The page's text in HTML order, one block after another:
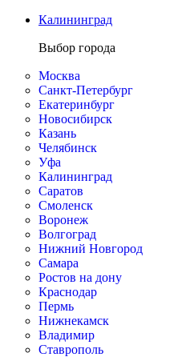
Калининград
Выбор города
Москва
Санкт-Петербург
Екатеринбург
Новосибирск
Казань
Челябинск
Уфа
Калининград
Саратов
Смоленск
Воронеж
Волгоград
Нижний Новгород
Самара
Ростов на дону
Краснодар
Пермь
Нижнекамск
Владимир
Ставрополь